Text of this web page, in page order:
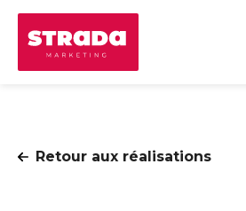
Retour aux réalisations